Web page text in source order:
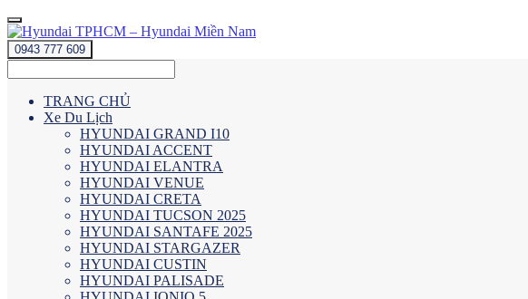
0943 777 609
TRANG CHỦ
Xe Du Lịch
HYUNDAI GRAND I10
HYUNDAI ACCENT
HYUNDAI ELANTRA
HYUNDAI VENUE
HYUNDAI CRETA
HYUNDAI TUCSON 2025
HYUNDAI SANTAFE 2025
HYUNDAI STARGAZER
HYUNDAI CUSTIN
HYUNDAI PALISADE